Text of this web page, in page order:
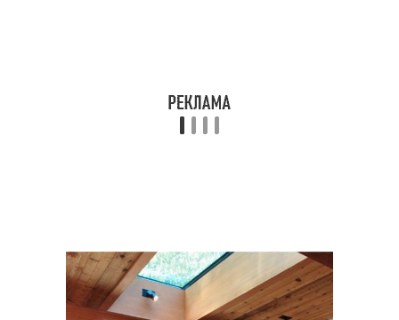
Деревянный потолок